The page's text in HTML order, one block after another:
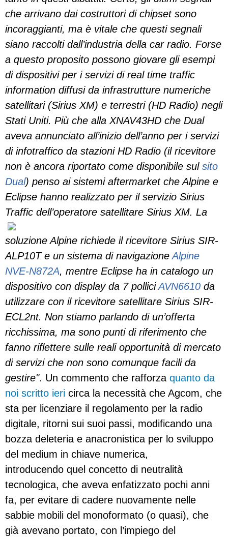
che arrivano dai costruttori di chipset sono
incoraggianti, ma è vitale che questi segnali
siano raccolti dall’industria della car radio. Forse
a questo proposito possono giovare gli esempi
di dispositivi per i servizi di real time traffic
information diffusi da infrastrutture numeriche
satellitari (Sirius XM) e terrestri (HD Radio) negli
Stati Uniti. Più che alla XNAV43HD che Dual
aveva annunciato all’inizio dell’anno per i servizi
di infotraffico da stazioni HD Radio (il ricevitore
non è ancora riportato come disponibile sul sito
Dual) penso ai sistemi aftermarket che Alpine e
Eclipse hanno realizzato per il servizio Sirius
Traffic dell’operatore satellitare Sirius XM. La
soluzione Alpine richiede il ricevitore Sirius SIR-
ALP10T e un sistema di navigazioneAlpine
NVE-N872A, mentre Eclipse ha in catalogo un
dispositivo con display da 7 polliciAVN6610 da
utilizzare con il ricevitore satellitare Sirius SIR-
ECL2nt. Non stiamo parlando di un’offerta
ricchissima, ma sono punti di riferimento che
fanno riflettere sulle reali opportunità di mercato
di servizi che non sono comunque facili da
gestire". Un commento che rafforza quanto da
noi scritto ieri circa la necessità che Agcom, che
sta per licenziare il regolamento per la radio
digitale, ritorni sui suoi passi, modificando una
bozza deleteria e anacronistica per lo sviluppo
del medium in chiave numerica,
introducendo quel concetto di neutralità
tecnologica, che aveva enfatizzato pochi anni
fa, per evitare di cadere nuovamente nelle
sabbie mobili del monoformato (o quasi), che
già avevano portato, con l’impiego del